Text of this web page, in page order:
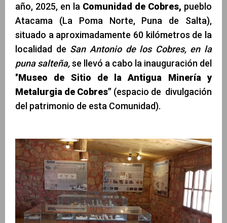
año, 2025, en la Comunidad de Cobres, pueblo
Atacama (La Poma Norte, Puna de Salta),
situado a aproximadamente 60 kilómetros de la
localidad de San Antonio de los Cobres, en la
puna salteña,se llevó a cabo la inauguración del
"Museo de Sitio de la Antigua Minería y
Metalurgia de Cobres” (espacio de divulgación
del patrimonio de esta Comunidad).